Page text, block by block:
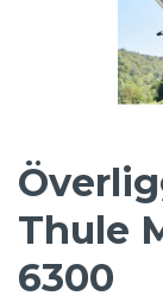
Thule
6300